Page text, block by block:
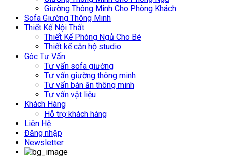
Giường Thông Minh Cho Phòng Khách
Sofa Giường Thông Minh
Thiết Kế Nội Thất
Thiết Kế Phòng Ngủ Cho Bé
Thiết kế căn hộ studio
Góc Tư Vấn
Tư vấn sofa giường
Tư vấn giường thông minh
Tư vấn bàn ăn thông minh
Tư vấn vật liệu
Khách Hàng
Hỗ trợ khách hàng
Liên Hệ
Đăng nhập
Newsletter